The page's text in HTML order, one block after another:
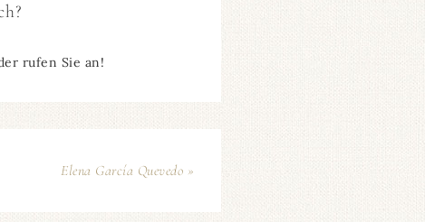
rufen Sie an!
Elena García Quevedo »